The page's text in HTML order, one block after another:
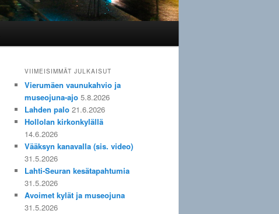
VIIMEISIMMÄT JULKAISUT
Vierumäen vaunukahvio ja
museojuna-ajo 5.8.2026
Lahden palo 21.6.2026
Hollolan kirkonkylällä
14.6.2026
Vääksyn kanavalla (sis. video)
31.5.2026
Lahti-Seuran kesätapahtumia
31.5.2026
Avoimet kylät ja museojuna
31.5.2026